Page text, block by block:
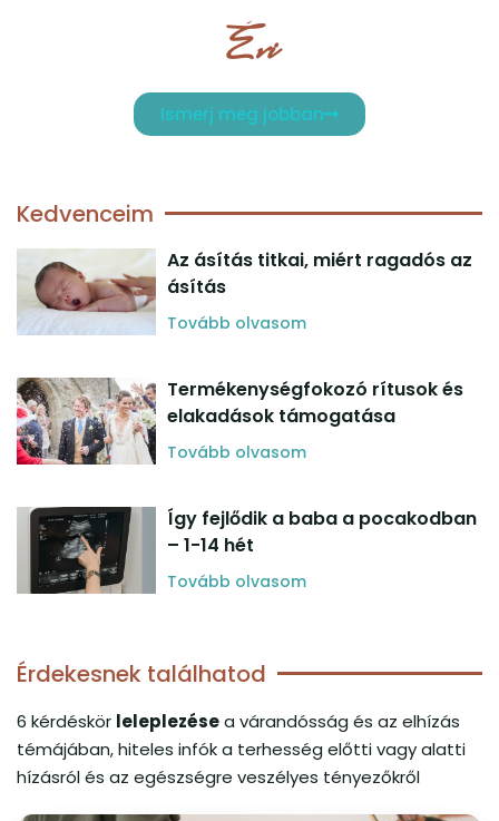
Évi
Ismerj meg jobban
Kedvenceim
Az ásítás titkai, miért ragadós az
ásítás
Tovább olvasom
Termékenységfokozó rítusok és
elakadások támogatása
Tovább olvasom
Így fejlődik a baba a pocakodban
– 1-14 hét
Tovább olvasom
Érdekesnek találhatod
6 kérdéskör leleplezésea várandósság és az elhízás
témájában, hiteles infók a terhesség előtti vagy alatti
hízásról és az egészségre veszélyes tényezőkről